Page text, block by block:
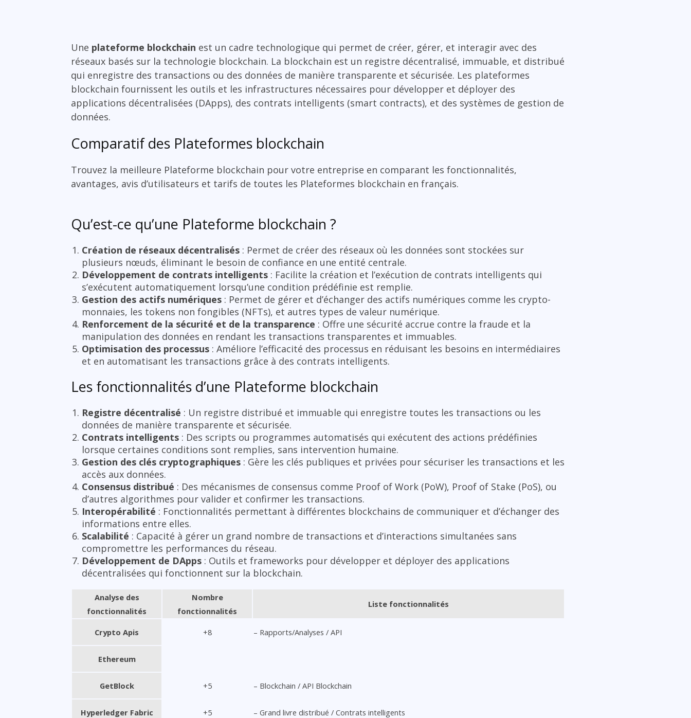
Une plateforme blockchain est un cadre technologique qui permet de créer, gérer, et interagir avec des
réseaux basés sur la technologie blockchain. La blockchain est un registre décentralisé, immuable, et distribué
qui enregistre des transactions ou des données de manière transparente et sécurisée. Les plateformes
blockchain fournissent les outils et les infrastructures nécessaires pour développer et déployer des
applications décentralisées (DApps), des contrats intelligents (smart contracts), et des systèmes de gestion de
données.
Comparatif des Plateformes blockchain
Trouvez la meilleure Plateforme blockchain pour votre entreprise en comparant les fonctionnalités,
avantages, avis d’utilisateurs et tarifs de toutes les Plateformes blockchain en français.
Qu’est-ce qu’une Plateforme blockchain ?
Création de réseaux décentralisés : Permet de créer des réseaux où les données sont stockées sur
plusieurs nœuds, éliminant le besoin de confiance en une entité centrale.
Développement de contrats intelligents : Facilite la création et l’exécution de contrats intelligents qui
s’exécutent automatiquement lorsqu’une condition prédéfinie est remplie.
Gestion des actifs numériques : Permet de gérer et d’échanger des actifs numériques comme les crypto-
monnaies, les tokens non fongibles (NFTs), et autres types de valeur numérique.
Renforcement de la sécurité et de la transparence : Offre une sécurité accrue contre la fraude et la
manipulation des données en rendant les transactions transparentes et immuables.
Optimisation des processus : Améliore l’efficacité des processus en réduisant les besoins en intermédiaires
et en automatisant les transactions grâce à des contrats intelligents.
Les fonctionnalités d’une Plateforme blockchain
Registre décentralisé : Un registre distribué et immuable qui enregistre toutes les transactions ou les
données de manière transparente et sécurisée.
Contrats intelligents : Des scripts ou programmes automatisés qui exécutent des actions prédéfinies
lorsque certaines conditions sont remplies, sans intervention humaine.
Gestion des clés cryptographiques : Gère les clés publiques et privées pour sécuriser les transactions et les
accès aux données.
Consensus distribué : Des mécanismes de consensus comme Proof of Work (PoW), Proof of Stake (PoS), ou
d’autres algorithmes pour valider et confirmer les transactions.
Interopérabilité : Fonctionnalités permettant à différentes blockchains de communiquer et d’échanger des
informations entre elles.
Scalabilité : Capacité à gérer un grand nombre de transactions et d’interactions simultanées sans
compromettre les performances du réseau.
Développement de DApps : Outils et frameworks pour développer et déployer des applications
décentralisées qui fonctionnent sur la blockchain.
Analyse des
fonctionnalités
Nombre
fonctionnalités
Liste fonctionnalités
Crypto Apis +8 – Rapports/Analyses / API
Ethereum
GetBlock +5 – Blockchain / API Blockchain
Hyperledger Fabric +5 – Grand livre distribué / Contrats intelligents